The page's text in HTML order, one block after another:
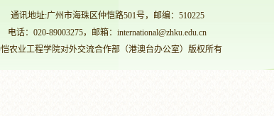
通讯地址:广州市海珠区仲恺路501号，邮编：510225
电话：020-89003275，邮箱：international@zhku.edu.cn
农业工程学院对外交流合作部（港澳台办公室）版权所有